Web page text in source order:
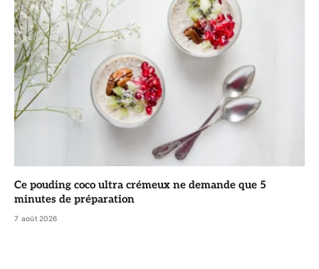
Ce pouding coco ultra crémeux ne demande que 5
minutes de préparation
7 août 2026